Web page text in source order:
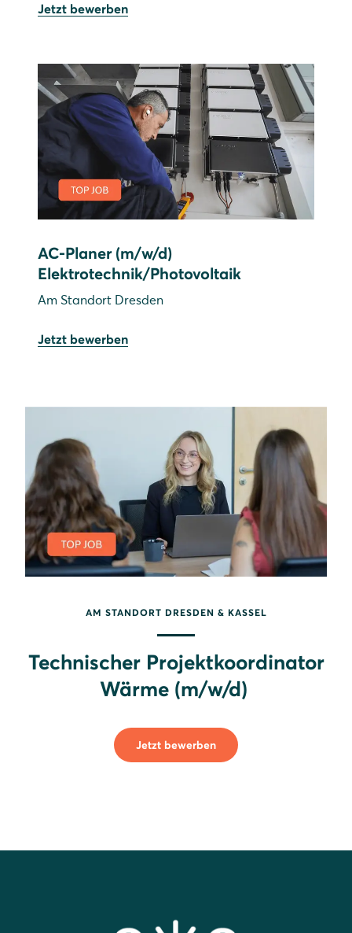
Jetzt bewerben
AC-Planer (m/w/d)
Elektrotechnik/Photovoltaik
Am Standort Dresden
Jetzt bewerben
AM STANDORT DRESDEN & KASSEL
Technischer Projektkoordinator
Wärme (m/w/d)
Jetzt bewerben